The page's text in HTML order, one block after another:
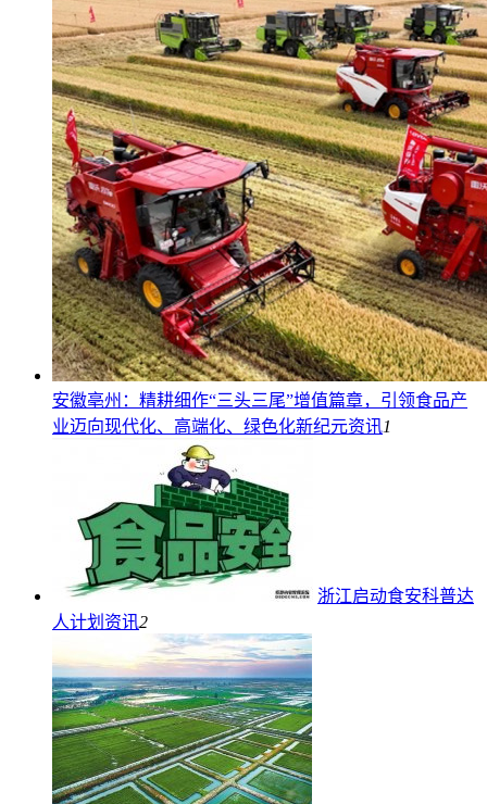
安徽亳州：精耕细作“三头三尾”增值篇章，引领食品产
业迈向现代化、高端化、绿色化新纪元资讯1
浙江启动食安科普达
人计划 资讯2